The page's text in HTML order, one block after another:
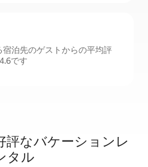
泊先のゲストからの平均評
です
評なバケーションレ
タル